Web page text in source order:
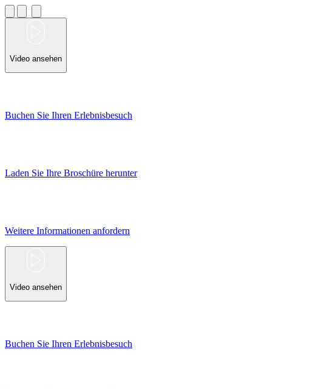
Video ansehen
Buchen Sie Ihren Erlebnisbesuch
Laden Sie Ihre Broschüre herunter
Weitere Informationen anfordern
Video ansehen
Buchen Sie Ihren Erlebnisbesuch